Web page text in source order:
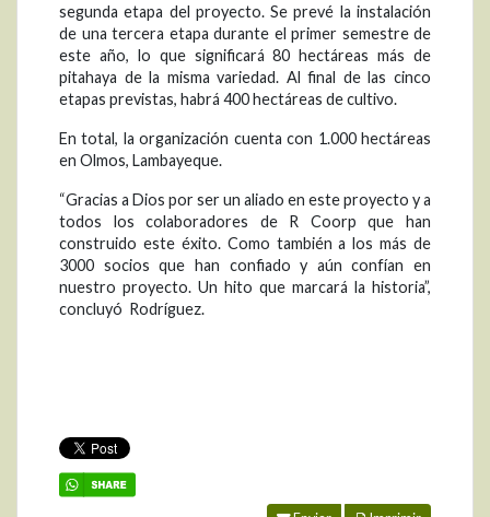
segunda etapa del proyecto. Se prevé la instalación
de una tercera etapa durante el primer semestre de
este año, lo que significará 80 hectáreas más de
pitahaya de la misma variedad. Al final de las cinco
etapas previstas, habrá 400 hectáreas de cultivo.
En total, la organización cuenta con 1.000 hectáreas
en Olmos, Lambayeque.
“Gracias a Dios por ser un aliado en este proyecto y a
todos los colaboradores de R Coorp que han
construido este éxito. Como también a los más de
3000 socios que han confiado y aún confían en
nuestro proyecto. Un hito que marcará la historia”,
concluyó Rodríguez.